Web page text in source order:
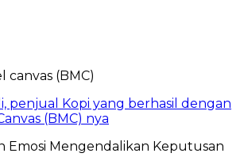
penjual Kopi yang berhasil dengan
(BMC) nya